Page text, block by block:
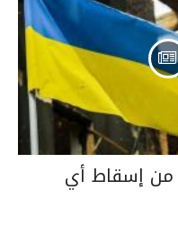
من إسقاط أي